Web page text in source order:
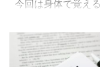
上に取るにはどう
じ1 問題を作る側
み解くテストのコ
今回は身体で覚え
方法自体はいたっ
であり、非常に原
ものとなりますが